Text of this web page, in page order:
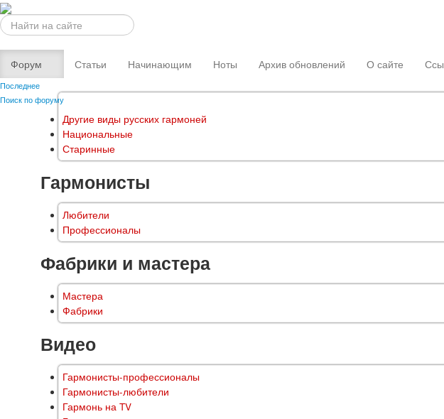
Искать...
Форум
Последнее
Поиск по форуму
Статьи Начинающим Ноты Архив обновлений О сайте
Другие виды русских гармоней
Национальные
Старинные
Гармонисты
Любители
Профессионалы
Фабрики и мастера
Мастера
Фабрики
Видео
Гармонисты-профессионалы
Гармонисты-любители
Гармонь на TV